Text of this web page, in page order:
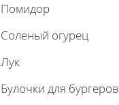
Помидор
Соленый огурец
Лук
Булочки для бургеров